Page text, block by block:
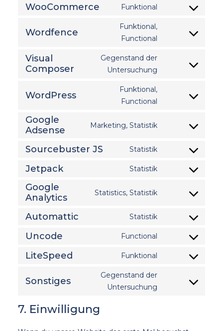
WooCommerce Funktional
Consent
Wordfence
Funktional,
Functional
Consent
service
Visual
Composer
Gegenstand der
Untersuchung
Consent
service
WordPress
Funktional,
Functional
Consent
service
Google
Adsense
Marketing, Statistik
Consent
google-
Sourcebuster JS Statistik
Consent
sourcebuster-
Jetpack Statistik
Consent
Google
Analytics
Statistics, Statistik
Consent
google-
Automattic Statistik
Consent
automattic
Uncode Functional
Consent
uncode
LiteSpeed Funktional
Consent
Sonstiges
Gegenstand der
Untersuchung
Consent
7. Einwilligung